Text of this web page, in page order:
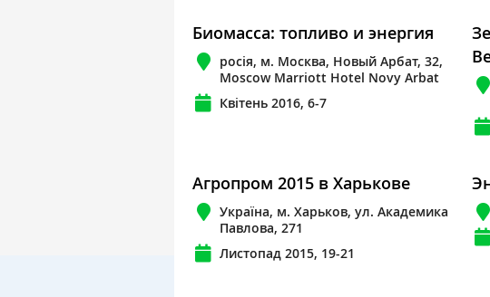
Биомасса: топливо и энергия
росія, м. Москва, Новый Арбат, 32,
Moscow Marriott Hotel Novy Arbat
Квітень 2016, 6-7
Агропром 2015 в Харькове
Україна, м. Харьков, ул. Академика
Павлова, 271
Листопад 2015, 19-21